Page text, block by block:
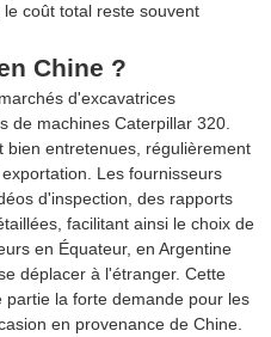
coût total reste souvent
Chine ?
d'excavatrices
de machines Caterpillar 320.
bien entretenues, régulièrement
Les fournisseurs
d'inspection, des rapports
facilitant ainsi le choix de
en Équateur, en Argentine
déplacer à l'étranger. Cette
la forte demande pour les
en provenance de Chine.